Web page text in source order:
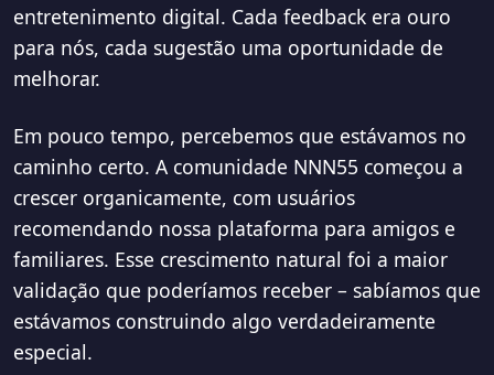
entretenimento digital. Cada feedback era ouro
para nós, cada sugestão uma oportunidade de
melhorar.
Em pouco tempo, percebemos que estávamos no
caminho certo. A comunidade NNN55 começou a
crescer organicamente, com usuários
recomendando nossa plataforma para amigos e
familiares. Esse crescimento natural foi a maior
validação que poderíamos receber – sabíamos que
estávamos construindo algo verdadeiramente
especial.